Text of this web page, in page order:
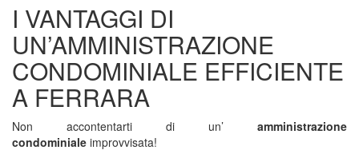
I VANTAGGI DI
UN’AMMINISTRAZIONE
CONDOMINIALE EFFICIENTE
A FERRARA
Non accontentarti di un’ amministrazione
condominiale improvvisata!